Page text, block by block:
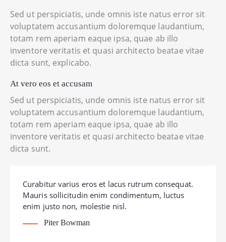
Sed ut perspiciatis, unde omnis iste natus error sit
voluptatem accusantium doloremque laudantium,
totam rem aperiam eaque ipsa, quae ab illo
inventore veritatis et quasi architecto beatae vitae
dicta sunt, explicabo.
At vero eos et accusam
Sed ut perspiciatis, unde omnis iste natus error sit
voluptatem accusantium doloremque laudantium,
totam rem aperiam eaque ipsa, quae ab illo
inventore veritatis et quasi architecto beatae vitae
dicta sunt.
Curabitur varius eros et lacus rutrum consequat.
Mauris sollicitudin enim condimentum, luctus
enim justo non, molestie nisl.
Piter Bowman